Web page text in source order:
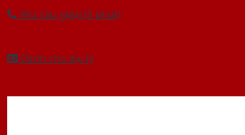
Yêu cầu gọi lại (3 phút)
Dành cho đại lý